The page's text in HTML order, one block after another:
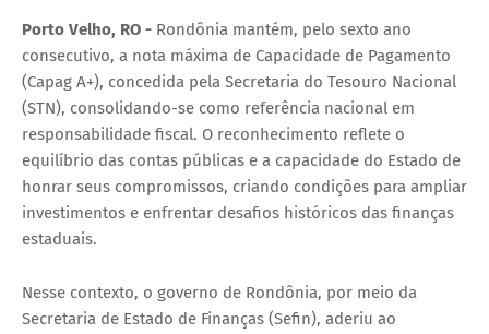
Porto Velho, RO - Rondônia mantém, pelo sexto ano
consecutivo, a nota máxima de Capacidade de Pagamento
(Capag A+), concedida pela Secretaria do Tesouro Nacional
(STN), consolidando-se como referência nacional em
responsabilidade fiscal. O reconhecimento reflete o
equilíbrio das contas públicas e a capacidade do Estado de
honrar seus compromissos, criando condições para ampliar
investimentos e enfrentar desafios históricos das finanças
estaduais.
Nesse contexto, o governo de Rondônia, por meio da
Secretaria de Estado de Finanças (Sefin), aderiu ao